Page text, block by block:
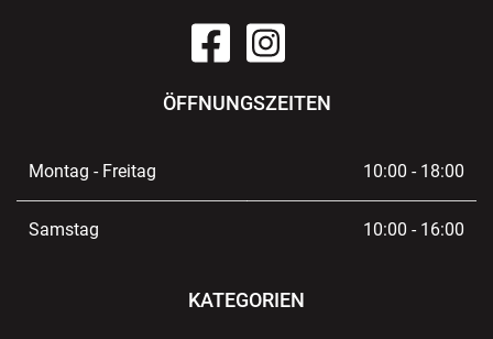
ÖFFNUNGSZEITEN
Montag - Freitag 10:00 - 18:00
Samstag 10:00 - 16:00
KATEGORIEN